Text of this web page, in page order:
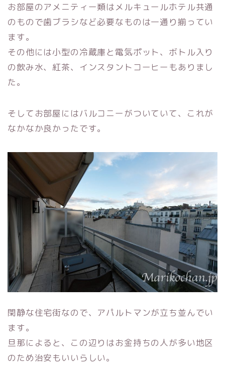
お部屋のアメニティー類はメルキュールホテル共通
のもので歯ブラシなど必要なものは一通り揃ってい
ます。
その他には小型の冷蔵庫と電気ポット、ボトル入り
の飲み水、紅茶、インスタントコーヒーもありまし
た。
そしてお部屋にはバルコニーがついていて、これが
なかなか良かったです。
閑静な住宅街なので、アパルトマンが立ち並んでい
ます。
旦那によると、この辺りはお金持ちの人が多い地区
のため治安もいいらしい。